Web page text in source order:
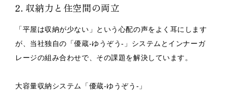
2. 収納力と住空間の両立
「平屋は収納が少ない」という心配の声をよく耳にします
が、当社独自の「優蔵-ゆうぞう-」システムとインナーガ
レージの組み合わせで、その課題を解決しています。
大容量収納システム「優蔵-ゆうぞう-」